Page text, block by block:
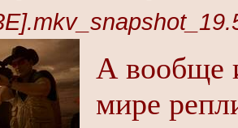
А вообще
мире